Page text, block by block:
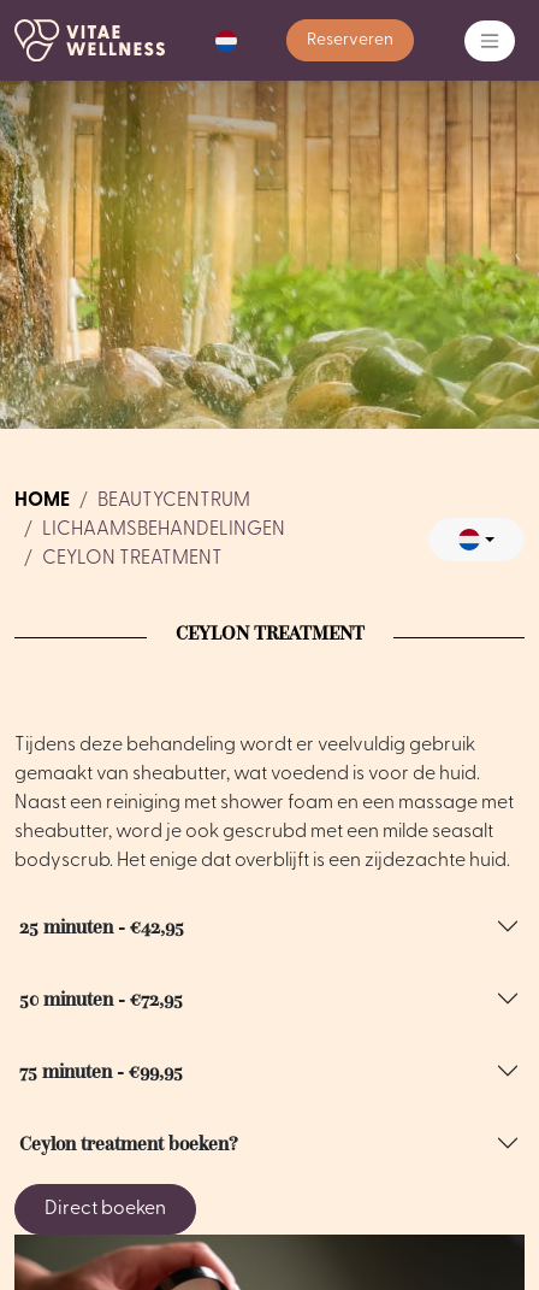
Reserveren
HOME
BEAUTYCENTRUM
LICHAAMSBEHANDELINGEN
CEYLON TREATMENT
CEYLON TREATMENT
Tijdens deze behandeling wordt er veelvuldig gebruik
gemaakt van sheabutter, wat voedend is voor de huid.
Naast een reiniging met shower foam en een massage met
sheabutter, word je ook gescrubd met een milde seasalt
bodyscrub. Het enige dat overblijft is een zijdezachte huid.
25 minuten - €42,95
50 minuten - €72,95
75 minuten - €99,95
Ceylon treatment boeken?
Direct boeken